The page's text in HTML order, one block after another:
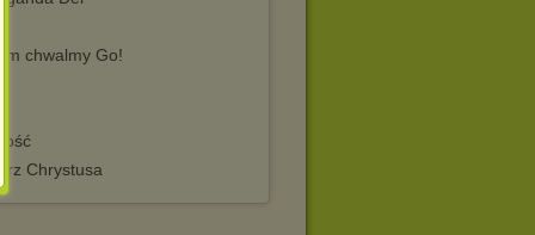
chwalmy Go!
Chrystusa